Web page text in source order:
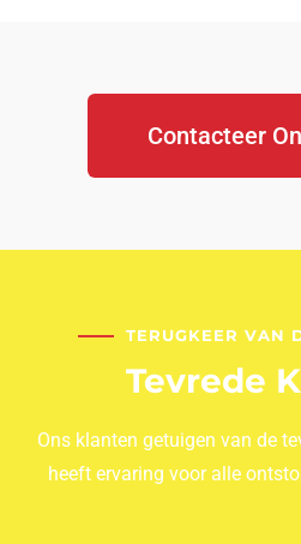
Contacteer
TERUGKEER VAN
Tevrede
Ons klanten getuigen van de
heeft ervaring voor alle